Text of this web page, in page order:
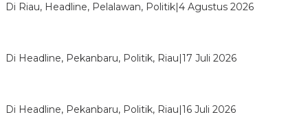
Di Riau, Headline, Pelalawan, Politik 4 Agustus 2026
Di Headline, Pekanbaru, Politik, Riau 17 Juli 2026
Di Headline, Pekanbaru, Politik, Riau 16 Juli 2026